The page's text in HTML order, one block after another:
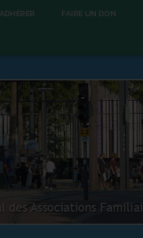
ADHÉRER FAIRE UN DON